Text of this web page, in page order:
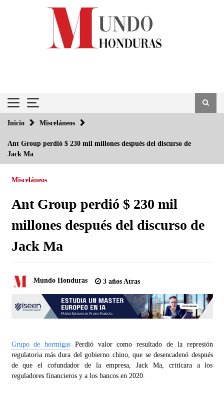
Inicio Misceláneos
Ant Group perdió $ 230 mil millones después del discurso de
Jack Ma
Misceláneos
Ant Group perdió $ 230 mil
millones después del discurso de
Jack Ma
Mundo Honduras 3 años Atras
Grupo de hormigas Perdió valor como resultado de la represión
regulatoria más dura del gobierno chino, que se desencadenó después
de que el cofundador de la empresa, Jack Ma, criticara a los
reguladores financieros y a los bancos en 2020.